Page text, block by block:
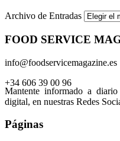
Archivo de Entradas
FOOD SERVICE
info@foodservicemagazine.es
+34 606 39 00 96
Mantente informado a
digital, en nuestras Redes
Páginas